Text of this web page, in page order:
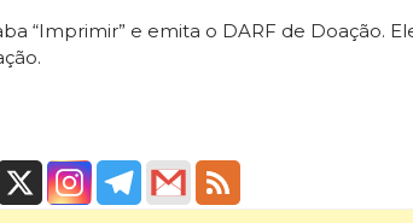
“Imprimir” e emita o DARF de Doação.